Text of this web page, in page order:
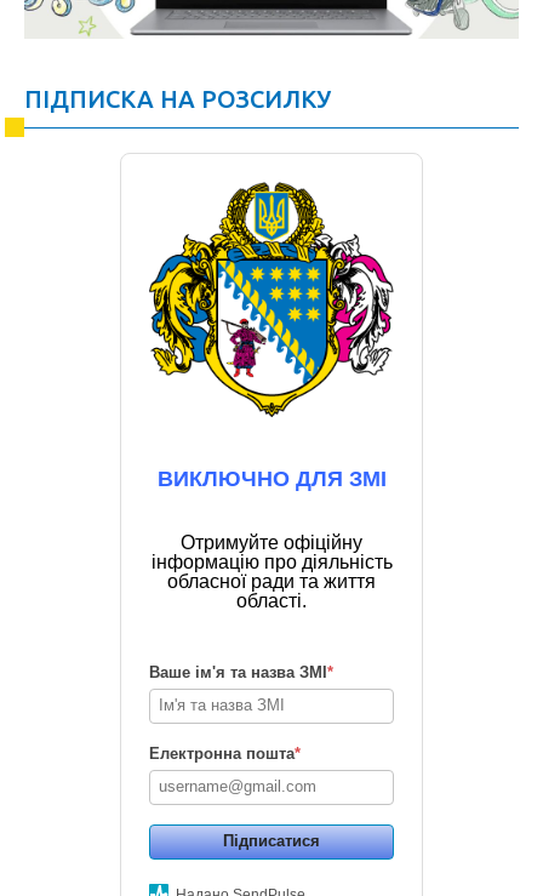
ПІДПИСКА НА РОЗСИЛКУ
ВИКЛЮЧНО ДЛЯ ЗМІ
Отримуйте офіційну
інформацію про діяльність
обласної ради та життя
області.
Ваше ім'я та назва ЗМІ*
Електронна пошта*
Підписатися